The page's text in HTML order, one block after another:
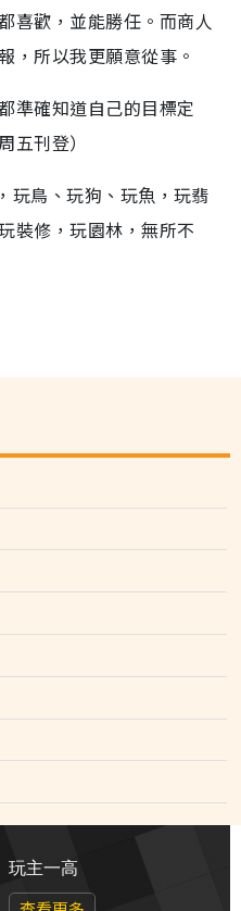
喜歡，並能勝任。而商人
，所以我更願意從事。
準確知道自己的目標定
五刊登）
玩鳥、玩狗、玩魚，玩翡
裝修，玩園林，無所不
玩主一高